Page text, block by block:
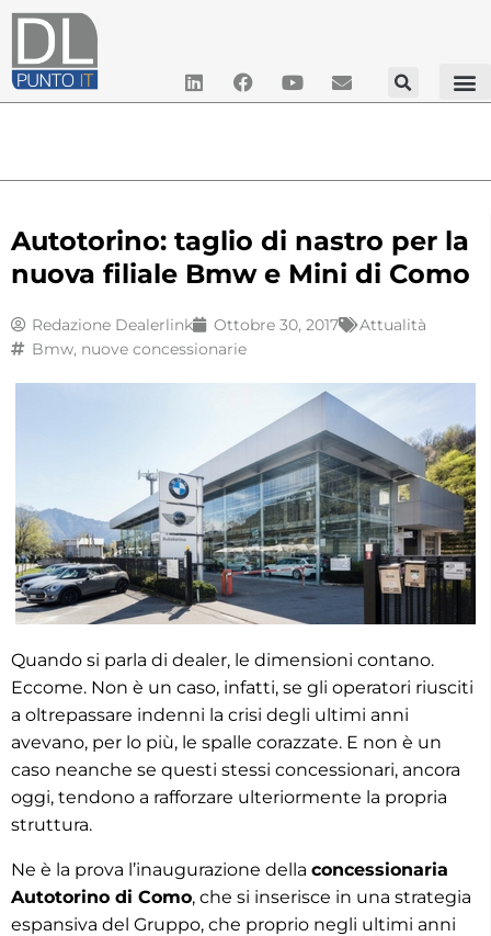
Autotorino: taglio di nastro per la
nuova filiale Bmw e Mini di Como
Redazione Dealerlink Ottobre 30, 2017
Attualità
Bmw, nuove concessionarie
Quando si parla di dealer, le dimensioni contano.
Eccome. Non è un caso, infatti, se gli operatori riusciti
a oltrepassare indenni la crisi degli ultimi anni
avevano, per lo più, le spalle corazzate. E non è un
caso neanche se questi stessi concessionari, ancora
oggi, tendono a rafforzare ulteriormente la propria
struttura.
Ne è la prova l’inaugurazione della concessionaria
Autotorino di Como, che si inserisce in una strategia
espansiva del Gruppo, che proprio negli ultimi anni